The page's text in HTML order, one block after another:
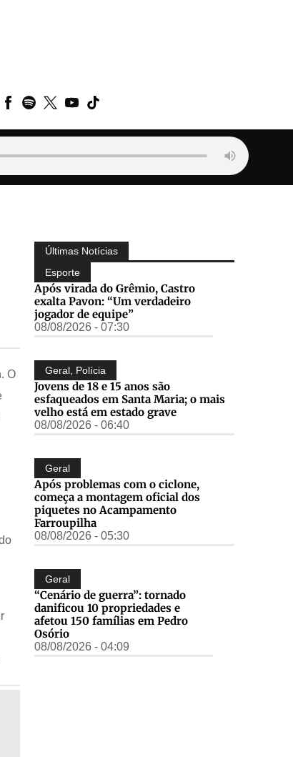
O
Últimas Notícias
Esporte
Após virada do Grêmio, Castro
exalta Pavon: “Um verdadeiro
jogador de equipe”
08/08/2026 - 07:30
Geral Polícia
Jovens de 18 e 15 anos são
esfaqueados em Santa Maria; o mais
velho está em estado grave
08/08/2026 - 06:40
Geral
Após problemas com o ciclone,
começa a montagem oficial dos
piquetes no Acampamento
Farroupilha
08/08/2026 - 05:30
Geral
“Cenário de guerra”: tornado
danificou 10 propriedades e
afetou 150 famílias em Pedro
Osório
08/08/2026 - 04:09